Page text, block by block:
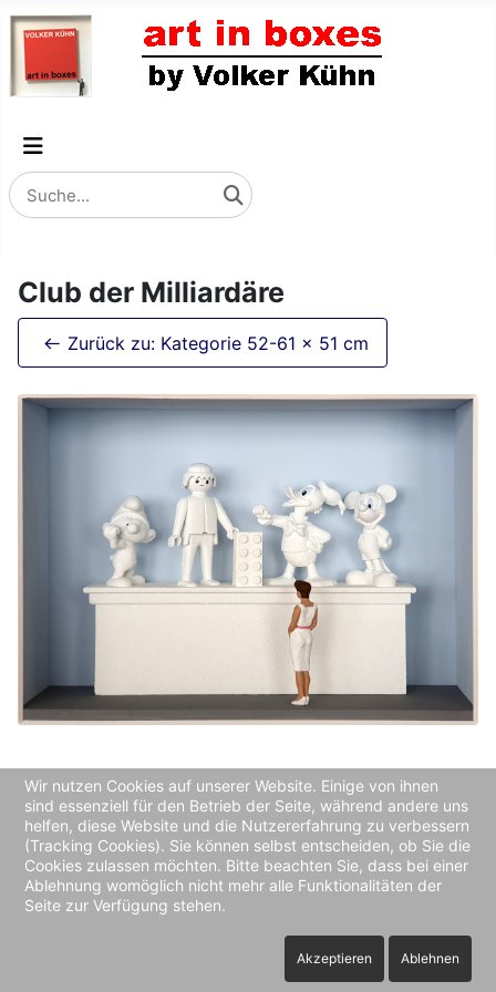
Club der Milliardäre
Zurück zu: Kategorie 52-61 x 51 cm
Bildinformationen
Wir nutzen Cookies auf unserer Website. Einige von ihnen
sind essenziell für den Betrieb der Seite, während andere uns
helfen, diese Website und die Nutzererfahrung zu verbessern
(Tracking Cookies). Sie können selbst entscheiden, ob Sie die
Cookies zulassen möchten. Bitte beachten Sie, dass bei einer
Ablehnung womöglich nicht mehr alle Funktionalitäten der
Seite zur Verfügung stehen.
Akzeptieren Ablehnen